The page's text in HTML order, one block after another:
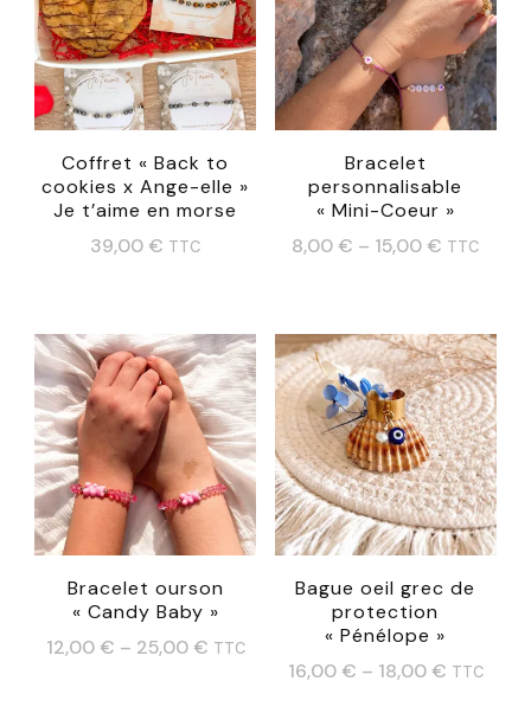
options
peuvent
être
choisies
sur
la
page
options
peuvent
être
choisies
sur
la
page
Coffret « Back to
cookies x Ange-elle »
Je t’aime en morse
39,00 € TTC
a
plusieurs
variations.
Les
options
peuvent
être
choisies
Bracelet
personnalisable
« Mini-Coeur »
8,00 € – 15,00 € TTC
a
plusieurs
variations.
Les
options
peuvent
être
choisies
sur
Bracelet ourson
« Candy Baby »
12,00 € – 25,00 € TTC
Bague oeil grec de
protection
« Pénélope »
16,00 € – 18,00 € TTC